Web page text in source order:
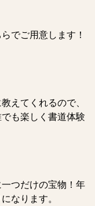
らでご用意します！
教えてくれるので、
も楽しく書道体験
つだけの宝物！年
なります。